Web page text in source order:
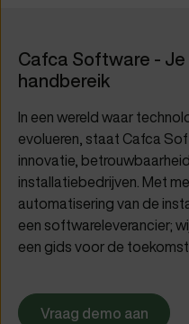
Cafca Software -
handbereik
In een wereld waar
evolueren, staat Cafca
innovatie,
installatiebedrijven. Met
automatisering van de
een softwareleverancier;
een gids voor de
Vraag demo aan